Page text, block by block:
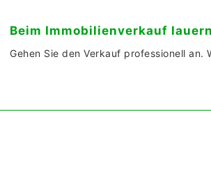
Beim Immobilienverkauf
Gehen Sie den Verkauf professionell an.